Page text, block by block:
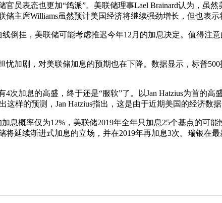
表态也更加“鸽派”。美联储理事Lael Brainard认为，虽
主席Williams虽然预计美国经济将继续强劲增长，但也表示
挂，美联储可能考虑推迟今年12月的加息决定。值得注意
剧，对美联储加息的预期也在下降。数据显示，标普500
加息的高盛，终于还是“服软”了。以Jan Hatzius为首的高
样的预测，Jan Hatzius指出，这是由于近期美国的经济数
概率仅为12%，美联储2019年全年只加息25个基点的可能
延续渐进式加息的立场，并在2019年再加息3次。瑞银在